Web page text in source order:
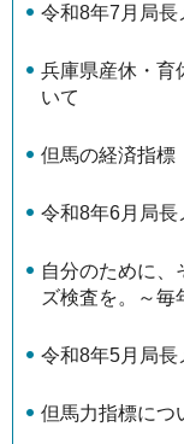
令和8年7月局長
兵庫県産休・育
いて
但馬の経済指標
令和8年6月局長
自分のために、
ズ検査を。～毎
令和8年5月局長
但馬力指標につ